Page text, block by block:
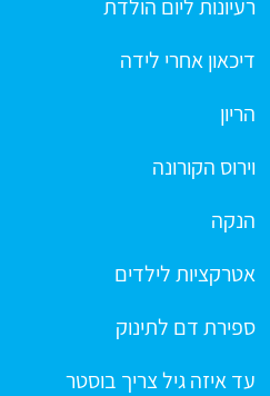
רעיונות ליום הולדת
דיכאון אחרי לידה
הריון
וירוס הקורונה
הנקה
אטרקציות לילדים
ספירת דם לתינוק
עד איזה גיל צריך בוסטר